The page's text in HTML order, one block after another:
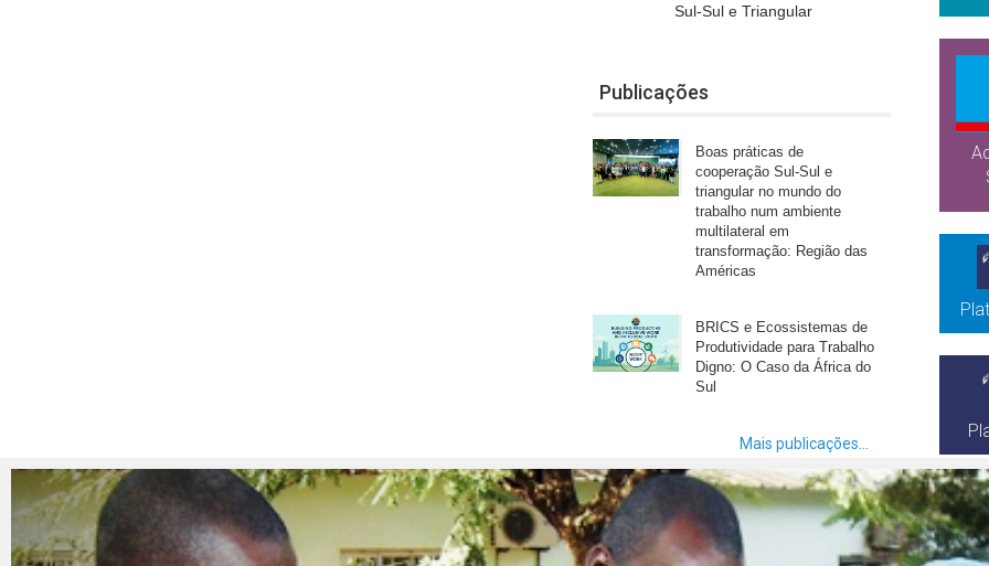
Sul-Sul e Triangular
Publicações
Boas práticas de
cooperação Sul-Sul e
triangular no mundo do
trabalho num ambiente
multilateral em
transformação: Região das
Américas
BRICS e Ecossistemas de
Produtividade para Trabalho
Digno: O Caso da África do
Sul
Mais publicações...